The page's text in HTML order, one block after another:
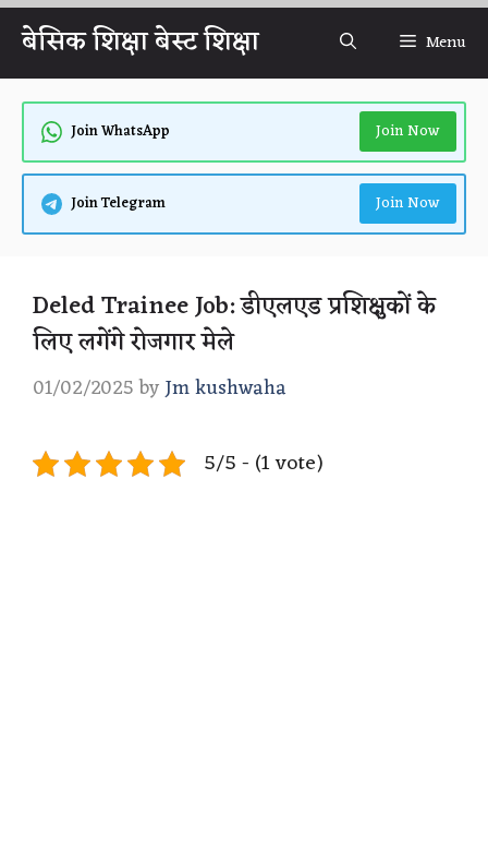
Skip
content
बेसिक शिक्षा बेस्ट शिक्षा Menu
Join WhatsApp Join Now
Join Telegram Join Now
Deled Trainee Job: डीएलएड प्रशिक्षुकों के
लिए लगेंगे रोजगार मेले
01/02/2025 byJm kushwaha
5/5 - (1 vote)